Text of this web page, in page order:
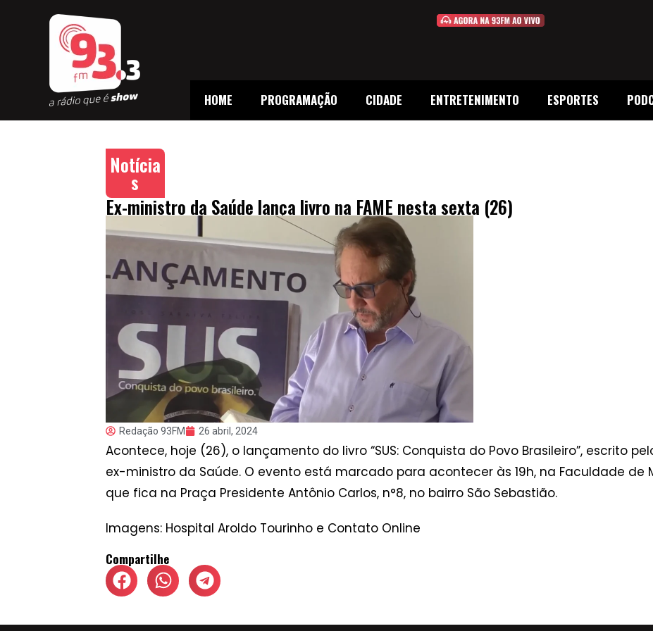
HOME PROGRAMAÇÃO CIDADE ENTRETENIMENTO ESPORTES
Notícia
s
Ex-ministro da Saúde lança livro na FAME nesta sexta (26)
Redação 93FM 26 abril, 2024
Acontece, hoje (26), o lançamento do livro “SUS: Conquista do Povo Brasileiro”, escrito
ex-ministro da Saúde. O evento está marcado para acontecer às 19h, na Faculdade de
que fica na Praça Presidente Antônio Carlos, n°8, no bairro São Sebastião.
Imagens: Hospital Aroldo Tourinho e Contato Online
Compartilhe